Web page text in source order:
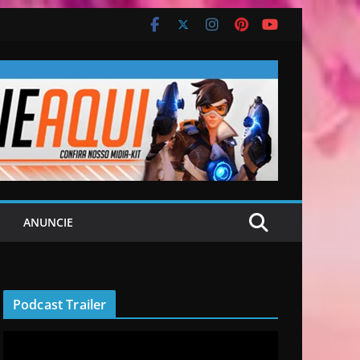
ANUNCIE
Podcast Trailer